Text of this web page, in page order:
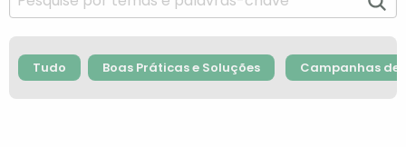
Tudo Boas Práticas e Soluções Campanhas de